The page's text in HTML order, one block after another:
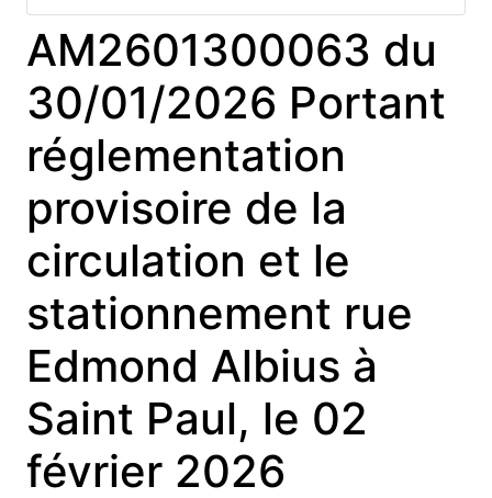
AM2601300063 du
30/01/2026 Portant
réglementation
provisoire de la
circulation et le
stationnement rue
Edmond Albius à
Saint Paul, le 02
février 2026